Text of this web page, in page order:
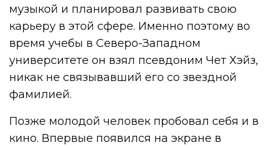
музыкой и планировал развивать свою
карьеру в этой сфере. Именно поэтому во
время учебы в Северо-Западном
университете он взял псевдоним Чет Хэйз,
никак не связывавший его со звездной
фамилией.
Позже молодой человек пробовал себя и в
кино. Впервые появился на экране в